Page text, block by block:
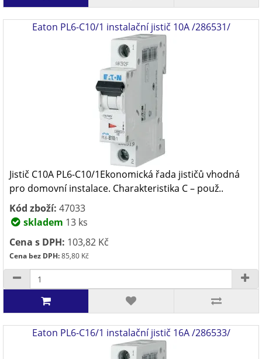
Eaton PL6-C10/1 instalační jistič 10A /286531/
Jistič C10A PL6-C10/1Ekonomická řada jističů vhodná
pro domovní instalace. Charakteristika C – použ..
Kód zboží: 47033
skladem 13 ks
Cena s DPH: 103,82 Kč
Cena bez DPH:85,80 Kč
Eaton PL6-C16/1 instalační jistič 16A /286533/